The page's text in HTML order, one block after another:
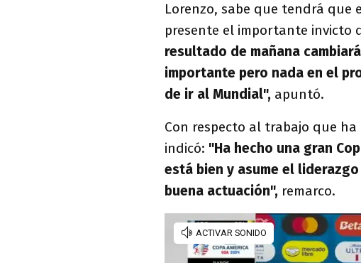
Lorenzo, sabe que tendrá
presente el importante invicto
resultado de mañana
importante pero nada en el
de ir al Mundial", apuntó.
Con respecto al trabajo que
indicó: "Ha hecho una gran
está bien y asume el
buena actuación", remarco.